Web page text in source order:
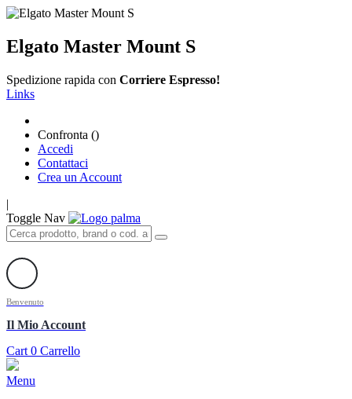
Elgato Master Mount S
Spedizione rapida con Corriere Espresso!
Links
Confronta ()
Accedi
Contattaci
Crea un Account
|
Toggle Nav
Benvenuto
Il Mio Account
Cart 0 Carrello
Menu